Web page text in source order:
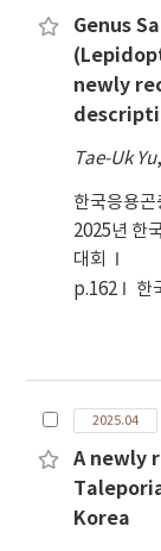
Genus
newly
Tae-Uk Yu,
한국응용곤
2025년 한
대회
p.162
한
2025.04
A newly
Korea